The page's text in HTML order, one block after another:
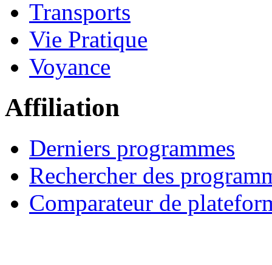
Transports
Vie Pratique
Voyance
Affiliation
Derniers programmes
Rechercher des
Comparateur de